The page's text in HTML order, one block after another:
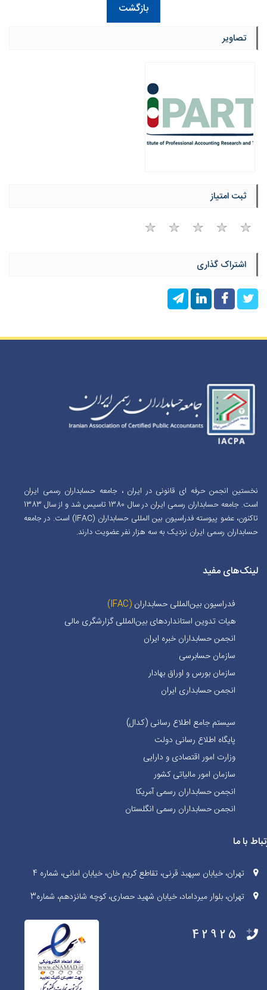
بازگشت
تصاویر
ثبت امتیاز
اشتراک گذاری
نخستین انجمن حرفه ای قانونی در ایران ، جامعه حسابداران رسمی ایران
است. جامعه حسابداران رسمی ایران در سال 1380 تاسیس شد و از سال 1383
تاکنون، عضو پیوسته فدراسیون بین المللی حسابداران (IFAC) است. در جامعه
حسابداران رسمی ایران نزدیک به سه هزار نفر عضویت دارند.
لینک‌های مفید
فدراسیون بین‌المللی حسابداران (IFAC)
هیات تدوین استانداردهای بین‌المللی گزارشگری مالی
انجمن حسابداران خبره ايران
سازمان حسابرسی
سازمان بورس و اوراق بهادار
انجمن حسابداری ایران
سیستم جامع اطلاع رسانی (کدال)
پایگاه اطلاع رسانی دولت
وزارت امور اقتصادی و دارایی
سازمان امور مالیاتی کشور
انجمن حسابداران رسمی آمریکا
انجمن حسابداران رسمی انگلستان
با ما
تهران، خیابان سپهبد قرنی، تقاطع کریم خان، خیابان امانی، شماره 4
تهران، بلوار میرداماد، خیابان شهید حصاری، کوچه شانزدهم، شماره3
42925